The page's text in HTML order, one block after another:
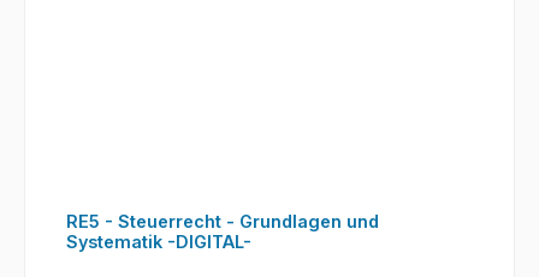
RE5 - Steuerrecht - Grundlagen und
Systematik -DIGITAL-